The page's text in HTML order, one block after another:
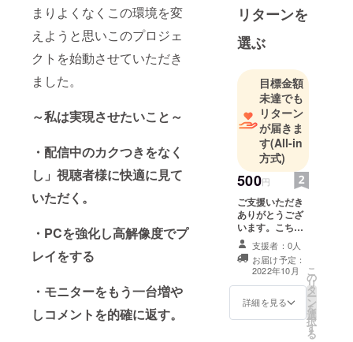
まりよくなくこの環境を変
えようと思いこのプロジェ
クトを始動させていただき
ました。
～私は実現させたいこと～
・配信中のカクつきをなく
し」視聴者様に快適に見て
いただく。
・PCを強化し高解像度でプ
レイをする
・モニターをもう一台増や
しコメントを的確に返す。
ります。
活動内容は
主にゲーム
ム配信等を
して活動し
ています。
今回この、
「CAMPFIR
E」に登録
し、現在の
環境を変え
るべく、そ
して有名に
なるために
登録させて
いただきま
した！皆様
のお力を貸
リターンを
選ぶ
目標金額
未達でも
リターン
が届きま
す(All-in
方式)
500円
ご支援いただき
ありがとうござ
います。こちら
のプランの内容
は主に
TwitterDMや
メールでお礼の
メッセージを送
らさせていただ
きます。 メール
支援者：0人
お届け予定：
2022年10月
詳細を見る
こ
の
リ
タ
ー
ン
を
選
択
す
る